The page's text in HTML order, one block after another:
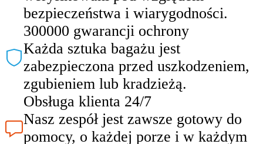
bezpieczeństwa i wiarygodności.
300000 gwarancji ochrony
Każda sztuka bagażu jest
zabezpieczona przed uszkodzeniem,
zgubieniem lub kradzieżą.
Obsługa klienta 24/7
Nasz zespół jest zawsze gotowy do
pomocy, o każdej porze i w każdym